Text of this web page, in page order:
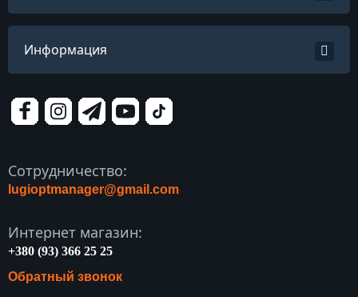
Информация
Сотрудничество:
lugioptmanager@gmail.com
Интернет магазин:
+380 (93) 366 25 25
Обратный звонок